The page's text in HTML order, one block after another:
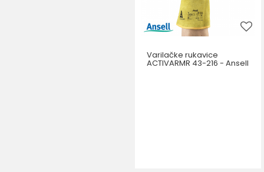
Varilačke rukavice
ACTIVARMR 43-216 - Ansell